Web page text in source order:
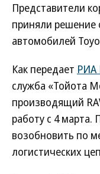
Представители
приняли решение
автомобилей
Как передает РИА
служба «Тойота
производящий
работу с 4
возобновить по
логистических